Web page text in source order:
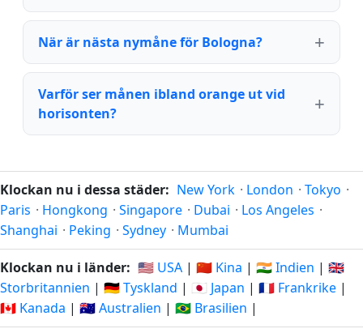
När är nästa nymåne för Bologna?
Varför ser månen ibland orange ut vid
horisonten?
Klockan nu i dessa städer: New York · London · Tokyo ·
Paris · Hongkong · Singapore · Dubai · Los Angeles ·
Shanghai · Peking · Sydney · Mumbai
Klockan nu i länder: 🇺🇸 USA | 🇨🇳 Kina | 🇮🇳 Indien | 🇬🇧
Storbritannien | 🇩🇪 Tyskland | 🇯🇵 Japan | 🇫🇷 Frankrike |
🇨🇦 Kanada | 🇦🇺 Australien | 🇧🇷 Brasilien |